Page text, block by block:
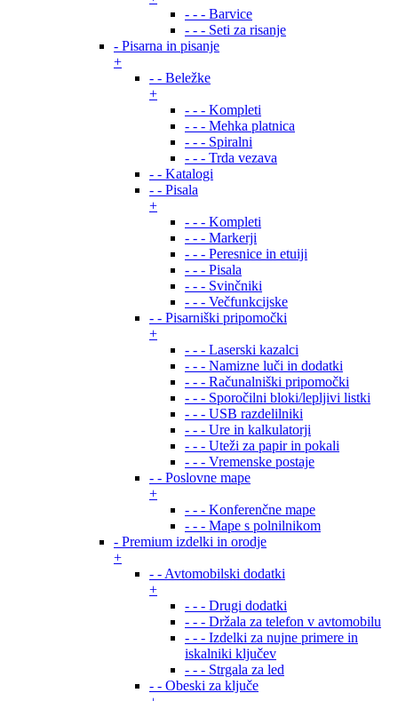
- - - Barvice
- - - Seti za risanje
- Pisarna in pisanje
+
- - Beležke
+
- - - Kompleti
- - - Mehka platnica
- - - Spiralni
- - - Trda vezava
- - Katalogi
- - Pisala
+
- - - Kompleti
- - - Markerji
- - - Peresnice in etuiji
- - - Pisala
- - - Svinčniki
- - - Večfunkcijske
- - Pisarniški pripomočki
+
- - - Laserski kazalci
- - - Namizne luči in dodatki
- - - Računalniški pripomočki
- - - Sporočilni bloki/lepljivi listki
- - - USB razdelilniki
- - - Ure in kalkulatorji
- - - Uteži za papir in pokali
- - - Vremenske postaje
- - Poslovne mape
+
- - - Konferenčne mape
- - - Mape s polnilnikom
- Premium izdelki in orodje
+
- - Avtomobilski dodatki
+
- - - Drugi dodatki
- - - Držala za telefon v avtomobilu
- - - Izdelki za nujne primere in
iskalniki ključev
- - - Strgala za led
- - Obeski za ključe